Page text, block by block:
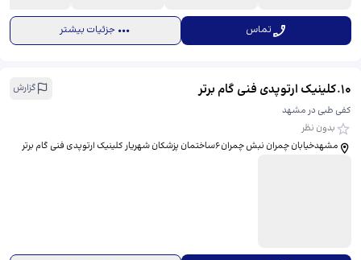
تماس جزئیات بیشتر
10
.کلینیک ارتوپدی فنی گام برتر
گزارش
کفی طبی در مشهد
بدون نظر
مشهدخیابان چمران نبش چمران۶ساختمان پزشکان شهریار کلینیک ارتوپدی فنی گام برتر